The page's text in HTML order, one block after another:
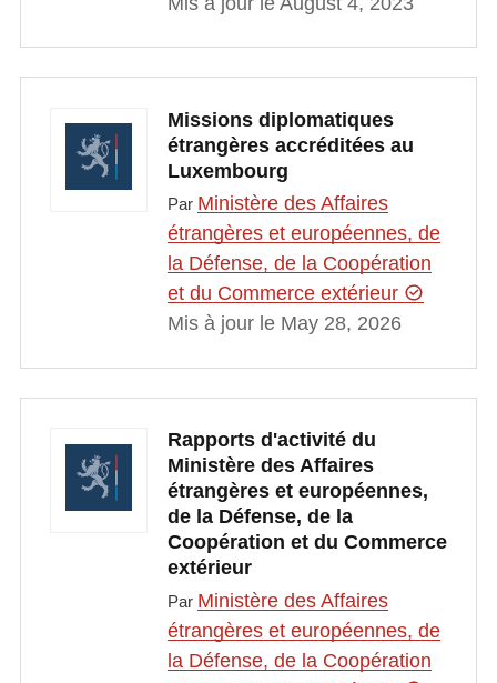
Missions diplomatiques
étrangères accréditées au
Luxembourg
Par Ministère des Affaires
étrangères et européennes, de
la Défense, de la Coopération
et du Commerce extérieur
Mis à jour le May 28, 2026
Rapports d'activité du
Ministère des Affaires
étrangères et européennes,
de la Défense, de la
Coopération et du Commerce
extérieur
Par Ministère des Affaires
étrangères et européennes, de
la Défense, de la Coopération